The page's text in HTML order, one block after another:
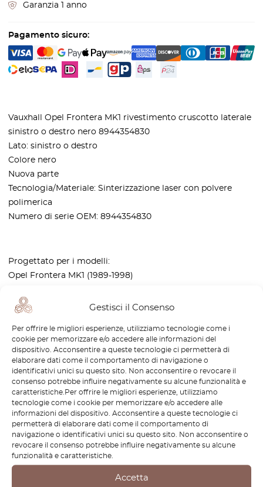
Gestisci il Consenso
Per offrire le migliori esperienze, utilizziamo tecnologie come i
cookie per memorizzare e/o accedere alle informazioni del
dispositivo. Acconsentire a queste tecnologie ci permetterà di
elaborare dati come il comportamento di navigazione o
identificativi unici su questo sito. Non acconsentire o revocare il
consenso potrebbe influire negativamente su alcune funzionalità e
caratteristiche.Per offrire le migliori esperienze, utilizziamo
tecnologie come i cookie per memorizzare e/o accedere alle
informazioni del dispositivo. Acconsentire a queste tecnologie ci
permetterà di elaborare dati come il comportamento di
navigazione o identificativi unici su questo sito. Non acconsentire o
revocare il consenso potrebbe influire negativamente su alcune
funzionalità e caratteristiche.
Accetta
Garanzia 1 anno
Pagamento sicuro:
Vauxhall Opel Frontera MK1 rivestimento cruscotto laterale
sinistro o destro nero 8944354830
Lato: sinistro o destro
Colore nero
Nuova parte
Tecnologia/Materiale: Sinterizzazione laser con polvere
polimerica
Numero di serie OEM: 8944354830
Progettato per i modelli:
Opel Frontera MK1 (1989-1998)
– Spedizione dall’UE
Ingrosso
Prodotti Simili
-30%